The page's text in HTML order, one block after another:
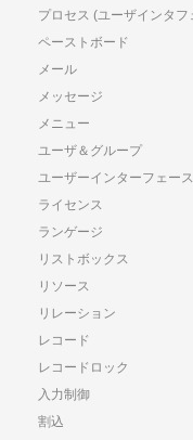
プロセス (ユーザインタフ
ペーストボード
メール
メッセージ
メニュー
ユーザ＆グループ
ユーザーインターフェース
ライセンス
ランゲージ
リストボックス
リソース
リレーション
レコード
レコードロック
入力制御
割込